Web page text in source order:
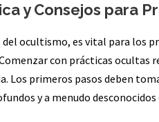
y Consejos para
ocultismo, es vital para los
con prácticas ocultas
Los primeros pasos deben
y a menudo desconocidos